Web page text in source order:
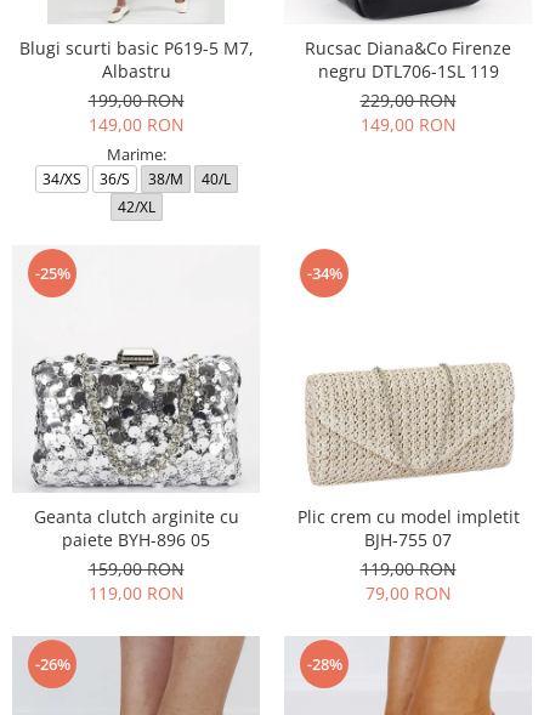
Blugi scurti basic P619-5 M7,
Albastru
199,00 RON
149,00 RON
Marime:
34/XS 36/S 38/M
40/L
42/XL
Rucsac Diana&Co Firenze
negru DTL706-1SL 119
229,00 RON
149,00 RON
-25%
Geanta clutch arginite cu
paiete BYH-896 05
159,00 RON
119,00 RON
-34%
Plic crem cu model impletit
BJH-755 07
119,00 RON
79,00 RON
-26% -28%